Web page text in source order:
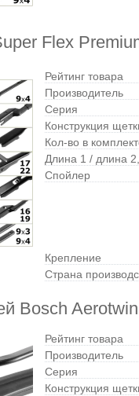
Flex
Рейтинг товара
Производитель
Серия
Конструкция
Кол-во в
Длина 1 / длина
Спойлер
Крепление
Страна
Bosch
Рейтинг товара
Производитель
Серия
Конструкция